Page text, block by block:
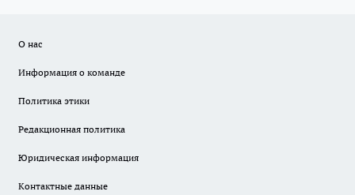
О нас
Информация о команде
Политика этики
Редакционная политика
Юридическая информация
Контактные данные